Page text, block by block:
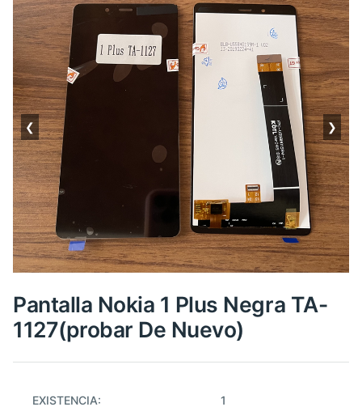
❮ ❯
Pantalla Nokia 1 Plus Negra TA-
1127(probar De Nuevo)
EXISTENCIA: 1